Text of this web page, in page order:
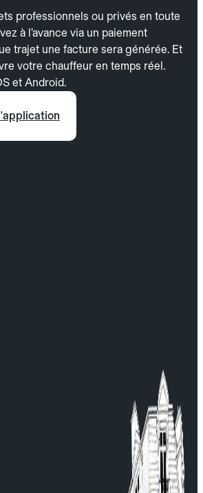
professionnels ou privés en toute
à l’avance via un paiement
trajet une facture sera générée. Et
votre chauffeur en temps réel.
et Android.